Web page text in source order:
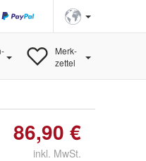
Merk-
zettel
86,90 €
inkl. MwSt.